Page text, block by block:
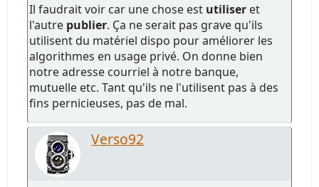
Il faudrait voir car une chose est utiliser et
l'autre publier. Ça ne serait pas grave qu'ils
utilisent du matériel dispo pour améliorer les
algorithmes en usage privé. On donne bien
notre adresse courriel à notre banque,
mutuelle etc. Tant qu'ils ne l'utilisent pas à des
fins pernicieuses, pas de mal.
Verso92